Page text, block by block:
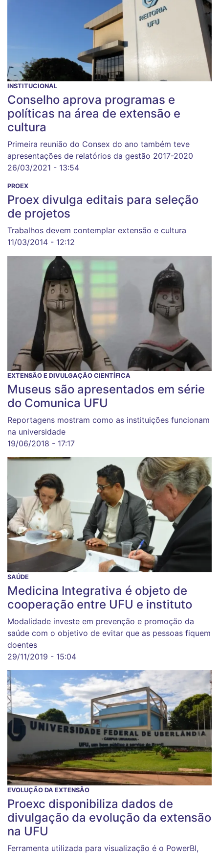
INSTITUCIONAL
Conselho aprova programas e
políticas na área de extensão e
cultura
Primeira reunião do Consex do ano também teve
apresentações de relatórios da gestão 2017-2020
26/03/2021 - 13:54
PROEX
Proex divulga editais para seleção
de projetos
Trabalhos devem contemplar extensão e cultura
11/03/2014 - 12:12
EXTENSÃO E DIVULGAÇÃO CIENTÍFICA
Museus são apresentados em série
do Comunica UFU
Reportagens mostram como as instituições funcionam
na universidade
19/06/2018 - 17:17
SAÚDE
Medicina Integrativa é objeto de
cooperação entre UFU e instituto
Modalidade investe em prevenção e promoção da
saúde com o objetivo de evitar que as pessoas fiquem
doentes
29/11/2019 - 15:04
EVOLUÇÃO DA EXTENSÃO
Proexc disponibiliza dados de
divulgação da evolução da extensão
na UFU
Ferramenta utilizada para visualização é o PowerBI,